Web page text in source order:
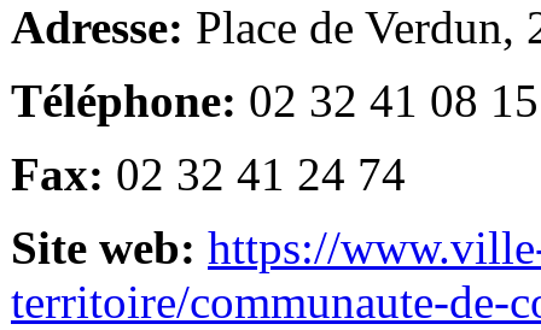
Adresse: Place de Verdun,
Téléphone: 02 32 41 08 15
Fax: 02 32 41 24 74
Site web: https://
territoire/communaute-de-